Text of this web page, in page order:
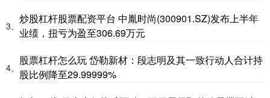
3、
炒股杠杆股票配资平台 中胤时尚(300901.SZ)发布上半年
业绩，扭亏为盈至306.69万元
4、
股票杠杆怎么玩 岱勒新材：段志明及其一致行动人合计持
股比例降至29.99999%